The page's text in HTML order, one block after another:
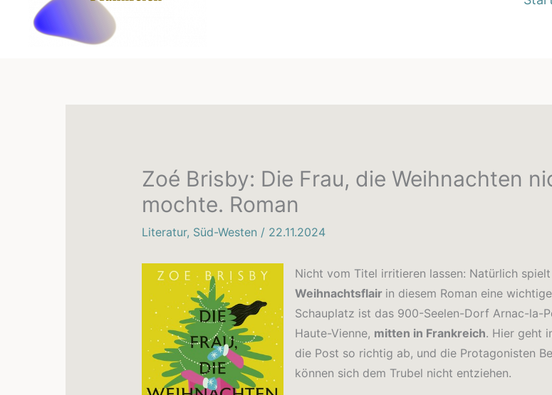
Zoé Brisby: Die Frau, die Weihnachten
mochte. Roman
Literatur, Süd-Westen / 22.11.2024
Nicht vom Titel irritieren lassen: Natürlich spielt
Weihnachtsflair in diesem Roman eine
Schauplatz ist das 900-Seelen-Dorf Arnac-la-
Haute-Vienne, mitten in Frankreich. Hier geht
die Post so richtig ab, und die Protagonisten
können sich dem Trubel nicht entziehen.